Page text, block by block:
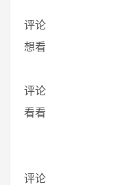
评论
想看
评论
看看
评论